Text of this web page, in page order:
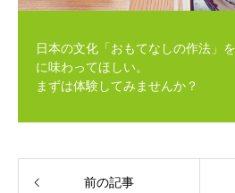
日本の文化「おもてなしの作法」
に味わってほしい。
まずは体験してみませんか？
前の記事